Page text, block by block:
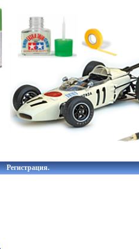
Регистрация.